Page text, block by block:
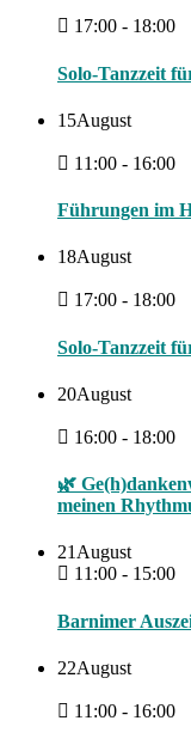
17:00 - 18:00
Solo-Tanzzeit
15August
11:00 - 16:00
Führungen im
18August
17:00 - 18:00
Solo-Tanzzeit
20August
16:00 - 18:00
🌿
meinen
21 August
11:00 - 15:00
Barnimer
22August
11:00 - 16:00